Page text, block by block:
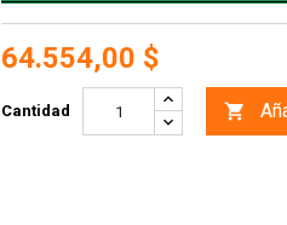
64.554,00 $
Cantidad 